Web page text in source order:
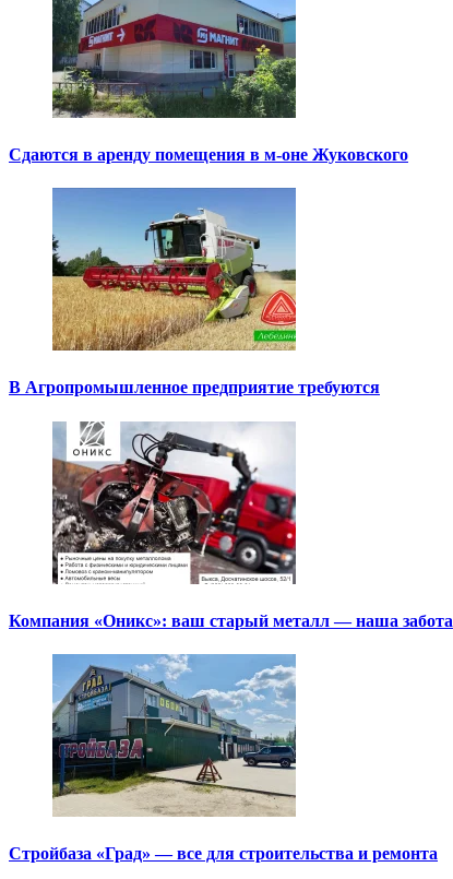
Сдаются в аренду помещения в м-оне Жуковского
В Агропромышленное предприятие требуются
Компания «Оникс»: ваш старый металл — наша забота
Стройбаза «Град» — все для строительства и ремонта